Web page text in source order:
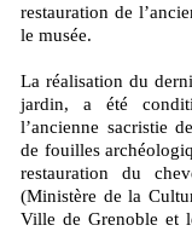
restauration de
le musée.
La réalisation du
jardin, a été
l’ancienne sacristie
de fouilles
restauration du
(Ministère de la
Ville de Grenoble et